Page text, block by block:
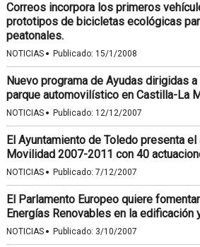
Correos incorpora los primeros
prototipos de bicicletas ecológicas
peatonales.
NOTICIAS · Publicado: 15/1/2008
Nuevo programa de Ayudas dirigidas
parque automovilístico en Castilla-La
NOTICIAS · Publicado: 12/12/2007
El Ayuntamiento de Toledo presenta el
Movilidad 2007-2011 con 40
NOTICIAS · Publicado: 7/12/2007
El Parlamento Europeo quiere
Energías Renovables en la edificación
NOTICIAS · Publicado: 3/10/2007